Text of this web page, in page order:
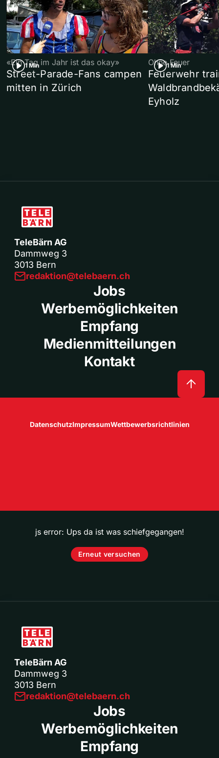
1 Min
«Ein Tag im Jahr ist das okay»
Street-Parade-Fans campen
mitten in Zürich
1 Min
Ohne Feuer
Feuerwehr
Eyholz
TeleBärn AG
Dammweg 3
3013 Bern
redaktion@telebaern.ch
Jobs
Werbemöglichkeiten
Empfang
Medienmitteilungen
Kontakt
DatenschutzImpressumWettbewerbsrichtlinien
js error: Ups da ist was schiefgegangen!
Erneut versuchen
TeleBärn AG
Dammweg 3
3013 Bern
redaktion@telebaern.ch
Jobs
Werbemöglichkeiten
Empfang